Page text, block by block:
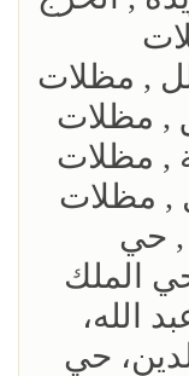
, مظلات
, مظلات
, مظلات
, مظلات
, حي
حي الملك
الله،
حي